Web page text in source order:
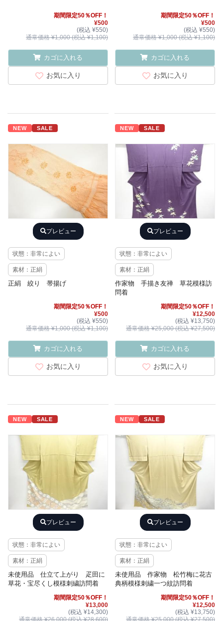
期間限定50％OFF！
¥500
(税込 ¥550)
通常価格 ¥1,000 (税込 ¥1,100)
カゴに入れる
お気に入り
期間限定50％OFF！
¥500
(税込 ¥550)
通常価格 ¥1,000 (税込 ¥1,100)
カゴに入れる
お気に入り
NEW SALE
プレビュー
状態：非常によい
素材：正絹
正絹 絞り 帯揚げ
期間限定50％OFF！
¥500
(税込 ¥550)
通常価格 ¥1,000 (税込 ¥1,100)
カゴに入れる
お気に入り
NEW SALE
プレビュー
状態：非常によい
素材：正絹
作家物 手描き友禅 草花模様訪
問着
期間限定50％OFF！
¥12,500
(税込 ¥13,750)
通常価格 ¥25,000 (税込 ¥27,500)
カゴに入れる
お気に入り
NEW SALE
プレビュー
状態：非常によい
素材：正絹
未使用品 仕立て上がり 疋田に
草花・宝尽くし模様刺繍訪問着
期間限定50％OFF！
¥13,000
(税込 ¥14,300)
NEW SALE
プレビュー
状態：非常によい
素材：正絹
未使用品 作家物 松竹梅に花古
典柄模様刺繍一つ紋訪問着
期間限定50％OFF！
¥12,500
(税込 ¥13,750)